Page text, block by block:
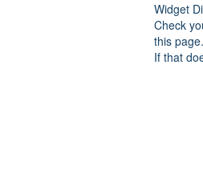
Widget
Check
this page.
If that